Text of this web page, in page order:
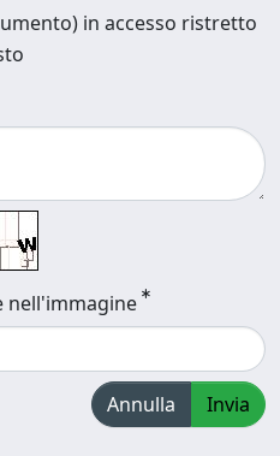
in accesso ristretto
nell'immagine
Annulla Invia